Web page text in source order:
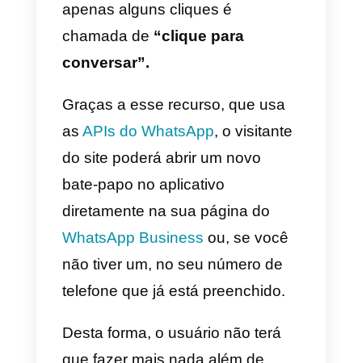
cliente.
Além disso, fornecer um
canal de comunicação imediato
mesmo produto ou serviço de um
concorrente.
Como você pode integrar
WhatsApp no ​​meu site?
WhatsApp em seu site com